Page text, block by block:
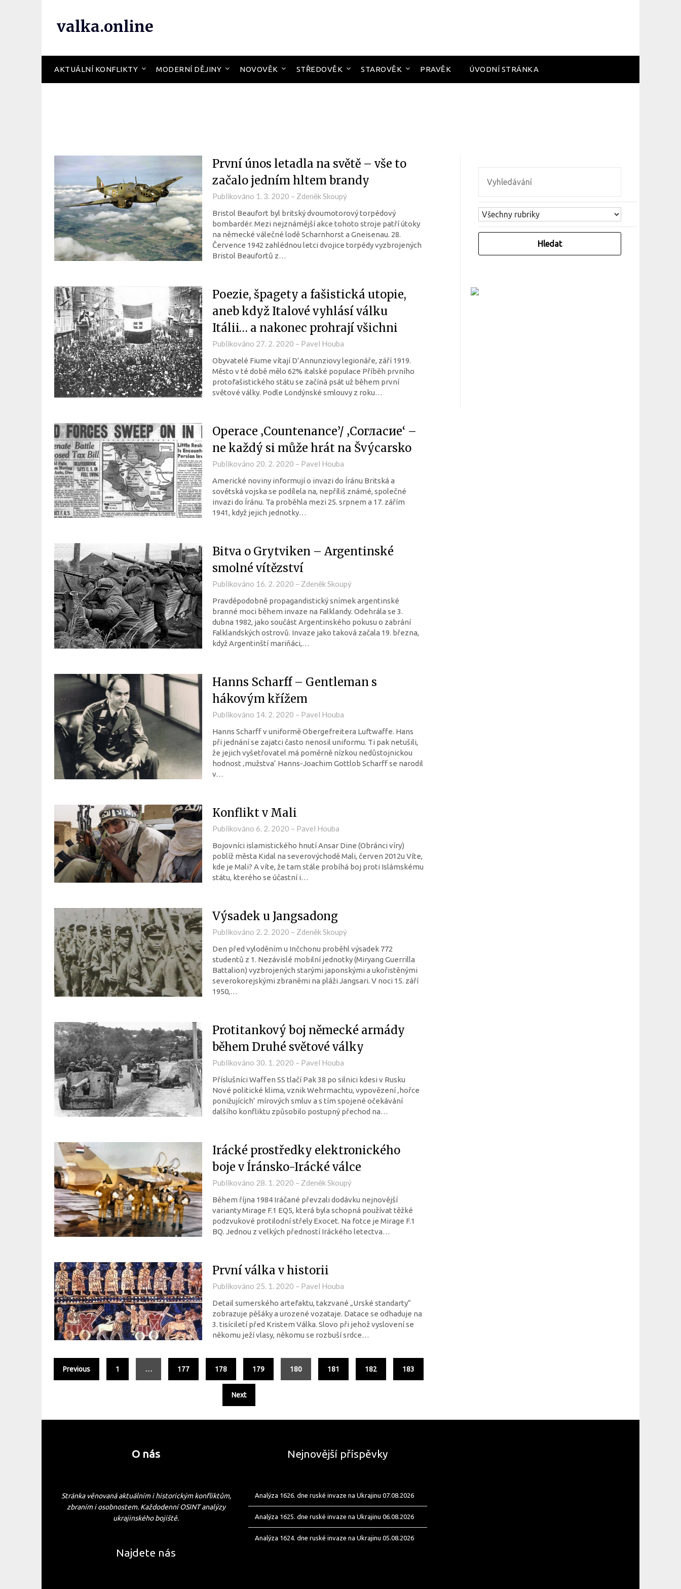
valka.online
AKTUÁLNÍ KONFLIKTY MODERNÍ DĚJINY NOVOVĚK STŘEDOVĚK STAROVĚK PRAVĚK ÚVODNÍ STRÁNKA
První únos letadla na světě – vše to
začalo jedním hltem brandy
Publikováno 1. 3. 2020 – Zdeněk Skoupý
Bristol Beaufort byl britský dvoumotorový torpédový
bombardér. Mezi nejznámější akce tohoto stroje patří útoky
na německé válečné lodě Scharnhorst a Gneisenau. 28.
Července 1942 zahlédnou letci dvojice torpédy vyzbrojených
Bristol Beaufortů z…
Poezie, špagety a fašistická utopie,
aneb když Italové vyhlásí válku
Itálii… a nakonec prohrají všichni
Publikováno 27. 2. 2020 – Pavel Houba
Obyvatelé Fiume vítají D’Annunziovy legionáře, září 1919.
Město v té době mělo 62% italské populace Příběh prvního
protofašistického státu se začíná psát už během první
světové války. Podle Londýnské smlouvy z roku…
Operace ‚Countenance’/ ‚Согласие‘ –
ne každý si může hrát na Švýcarsko
Publikováno 20. 2. 2020 – Pavel Houba
Americké noviny informují o invazi do Íránu Britská a
sovětská vojska se podílela na, nepříliš známé, společné
invazi do Íránu. Ta proběhla mezi 25. srpnem a 17. zářím
1941, když jejich jednotky…
Bitva o Grytviken – Argentinské
smolné vítězství
Publikováno 16. 2. 2020 – Zdeněk Skoupý
Pravděpodobně propagandistický snímek argentinské
branné moci během invaze na Falklandy. Odehrála se 3.
dubna 1982, jako součást Argentinského pokusu o zabrání
Falklandských ostrovů. Invaze jako taková začala 19. března,
když Argentinští mariňáci,…
Hanns Scharff – Gentleman s
hákovým křížem
Publikováno 14. 2. 2020 – Pavel Houba
Hanns Scharff v uniformě Obergefreitera Luftwaffe. Hans
při jednání se zajatci často nenosil uniformu. Ti pak netušili,
že jejich vyšetřovatel má poměrně nízkou nedůstojnickou
hodnost ‚mužstva‘ Hanns-Joachim Gottlob Scharff se narodil
v…
Konflikt v Mali
Publikováno 6. 2. 2020 – Pavel Houba
Bojovníci islamistického hnutí Ansar Dine (Obránci víry)
poblíž města Kidal na severovýchodě Mali, červen 2012u Víte,
kde je Mali? A víte, že tam stále probíhá boj proti Islámskému
státu, kterého se účastní i…
Výsadek u Jangsadong
Publikováno 2. 2. 2020 – Zdeněk Skoupý
Den před vyloděním u Inčchonu proběhl výsadek 772
studentů z 1. Nezávislé mobilní jednotky (Miryang Guerrilla
Battalion) vyzbrojených starými japonskými a ukořistěnými
severokorejskými zbraněmi na pláži Jangsari. V noci 15. září
1950,…
Protitankový boj německé armády
během Druhé světové války
Publikováno 30. 1. 2020 – Pavel Houba
Příslušníci Waffen SS tlačí Pak 38 po silnici kdesi v Rusku
Nové politické klima, vznik Wehrmachtu, vypovězení ‚hořce
ponižujících‘ mírových smluv a s tím spojené očekávání
dalšího konfliktu způsobilo postupný přechod na…
Irácké prostředky elektronického
boje v Íránsko-Irácké válce
Publikováno 28. 1. 2020 – Zdeněk Skoupý
Během října 1984 Iráčané převzali dodávku nejnovější
varianty Mirage F.1 EQ5, která byla schopná používat těžké
podzvukové protilodní střely Exocet. Na fotce je Mirage F.1
BQ. Jednou z velkých předností Iráckého letectva…
První válka v historii
Publikováno 25. 1. 2020 – Pavel Houba
Detail sumerského artefaktu, takzvané „Urské standarty“
zobrazuje pěšáky a urozené vozataje. Datace se odhaduje na
3. tisíciletí před Kristem Válka. Slovo při jehož vyslovení se
někomu ježí vlasy, někomu se rozbuší srdce…
Previous 1 … 177 178 179 180 181 182 183
Next
O nás
Stránka věnovaná aktuálním i historickým konfliktům,
zbraním i osobnostem. Každodenní OSINT analýzy
ukrajinského bojiště.
Najdete nás
Nejnovější příspěvky
Analýza 1626. dne ruské invaze na Ukrajinu 07.08.2026
Analýza 1625. dne ruské invaze na Ukrajinu 06.08.2026
Analýza 1624. dne ruské invaze na Ukrajinu 05.08.2026